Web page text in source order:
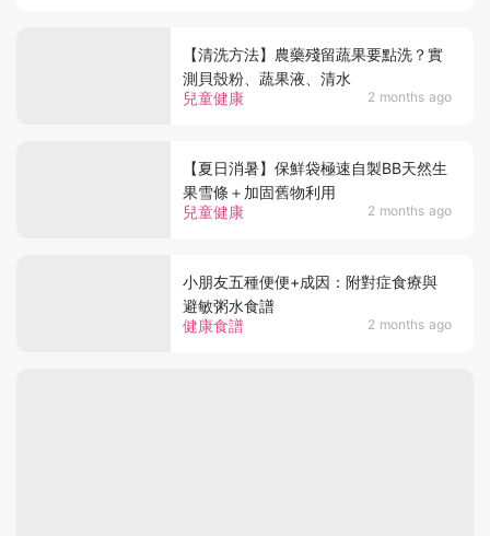
兒童健康 2 months ago
【清洗方法】農藥殘留蔬果要點洗？實
測貝殼粉、蔬果液、清水
兒童健康 2 months ago
【夏日消暑】保鮮袋極速自製BB天然生
果雪條＋加固舊物利用
健康食譜 2 months ago
小朋友五種便便+成因：附對症食療與
避敏粥水食譜